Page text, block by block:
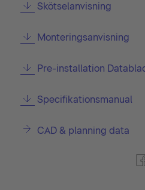
Skötselanvisning
Monteringsanvisning
Pre-installation
Specifikationsmanual
CAD & planning data